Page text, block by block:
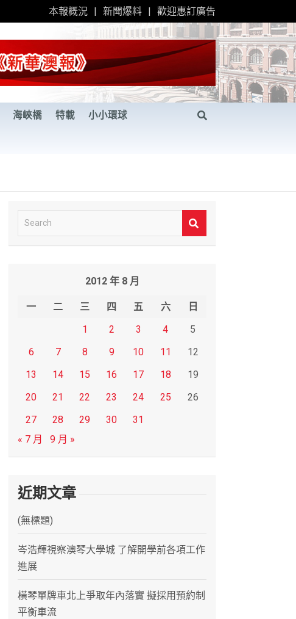
本報概況 新聞爆料 歡迎惠訂廣告
海峽橋 特載 小小環球
e
2012 年 8 月
一 二 三 四 五 六
日
1
2 3 4
5
6
7 8 9 10 11
12
13
14 15 16 17 18
19
20
21 22 23 24 25
26
27
28 29 30
31
« 7 月
9 月 »
近期文章
(無標題)
岑浩輝視察澳琴大學城 了解開學前各項工作
進展
橫琴單牌車北上爭取年內落實 擬採用預約制
平衡車流